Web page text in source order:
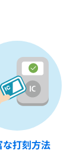
な打刻方法